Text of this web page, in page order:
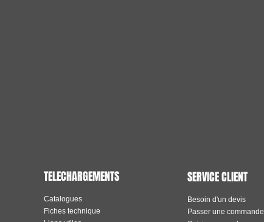
TELECHARGEMENTS
Catalogues
Fiches technique
SERVICE CLIENT
Besoin d'un devis
Passer une commande